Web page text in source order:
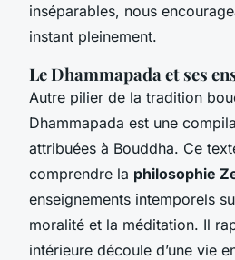
inséparables, nous
instant pleinement.
Le Dhammapada et ses
Autre pilier de la tradition
Dhammapada est une
attribuées à Bouddha. Ce
comprendre la philosophie
enseignements intemporels
moralité et la méditation. Il
intérieure découle d’une vie